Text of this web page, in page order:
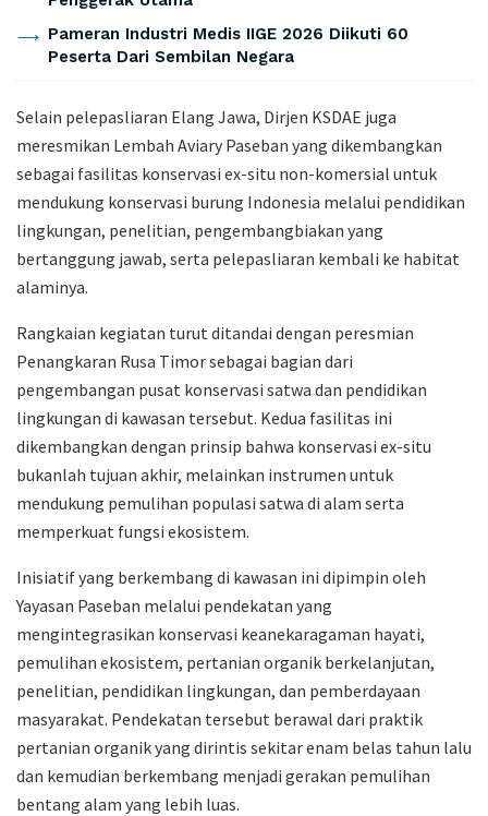
Pameran Industri Medis IIGE 2026 Diikuti 60
Peserta Dari Sembilan Negara
Selain pelepasliaran Elang Jawa, Dirjen KSDAE juga
meresmikan Lembah Aviary Paseban yang dikembangkan
sebagai fasilitas konservasi ex-situ non-komersial untuk
mendukung konservasi burung Indonesia melalui pendidikan
lingkungan, penelitian, pengembangbiakan yang
bertanggung jawab, serta pelepasliaran kembali ke habitat
alaminya.
Rangkaian kegiatan turut ditandai dengan peresmian
Penangkaran Rusa Timor sebagai bagian dari
pengembangan pusat konservasi satwa dan pendidikan
lingkungan di kawasan tersebut. Kedua fasilitas ini
dikembangkan dengan prinsip bahwa konservasi ex-situ
bukanlah tujuan akhir, melainkan instrumen untuk
mendukung pemulihan populasi satwa di alam serta
memperkuat fungsi ekosistem.
Inisiatif yang berkembang di kawasan ini dipimpin oleh
Yayasan Paseban melalui pendekatan yang
mengintegrasikan konservasi keanekaragaman hayati,
pemulihan ekosistem, pertanian organik berkelanjutan,
penelitian, pendidikan lingkungan, dan pemberdayaan
masyarakat. Pendekatan tersebut berawal dari praktik
pertanian organik yang dirintis sekitar enam belas tahun lalu
dan kemudian berkembang menjadi gerakan pemulihan
bentang alam yang lebih luas.